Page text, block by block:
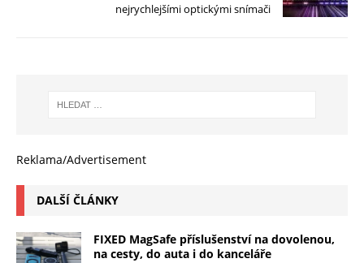
nejrychlejšími optickými snímači
Reklama/Advertisement
DALŠÍ ČLÁNKY
FIXED MagSafe příslušenství na dovolenou,
na cesty, do auta i do kanceláře